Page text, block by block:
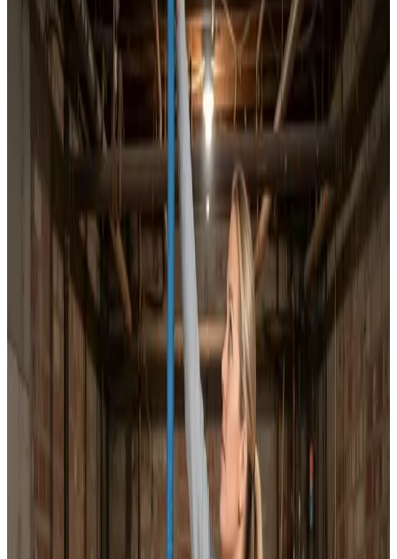
Installation af alle mærker